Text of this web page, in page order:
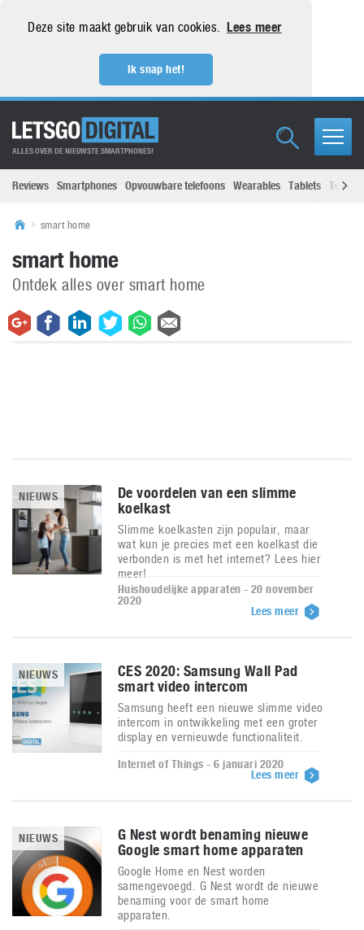
Deze site maakt gebruik van cookies. Lees meer
Ik snap het!
ALLES OVER DE NIEUWSTE SMARTPHONES!
Reviews Smartphones Opvouwbare telefoons Wearables Tablets
smart home
smart home
Ontdek alles over smart home
NIEUWS
De voordelen van een slimme
koelkast
Slimme koelkasten zijn populair, maar
wat kun je precies met een koelkast die
verbonden is met het internet? Lees hier
meer!
Huishoudelijke apparaten - 20 november
2020
Lees meer
NIEUWS
CES 2020: Samsung Wall Pad
smart video intercom
Samsung heeft een nieuwe slimme video
intercom in ontwikkeling met een groter
display en vernieuwde functionaliteit.
Internet of Things - 6 januari 2020
Lees meer
NIEUWS
G Nest wordt benaming nieuwe
Google smart home apparaten
Google Home en Nest worden
samengevoegd. G Nest wordt de nieuwe
benaming voor de smart home
apparaten.